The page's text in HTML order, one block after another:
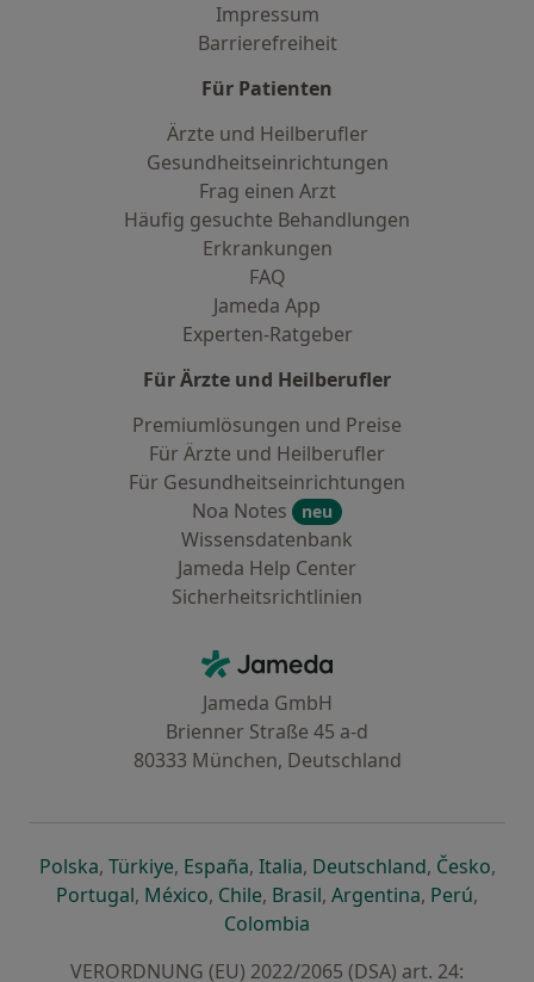
Impressum
Barrierefreiheit
Für Patienten
Ärzte und Heilberufler
Gesundheitseinrichtungen
Frag einen Arzt
Häufig gesuchte Behandlungen
Erkrankungen
FAQ
Jameda App
Experten-Ratgeber
Für Ärzte und Heilberufler
Premiumlösungen und Preise
Für Ärzte und Heilberufler
Für Gesundheitseinrichtungen
Noa Notes
neu
Wissensdatenbank
Jameda Help Center
Sicherheitsrichtlinien
Jameda - Startseite
Jameda GmbH
Brienner Straße 45 a-d
80333 München, Deutschland
Polskaöffnet in einer neuen Registerkarte
, Türkiyeöffnet in einer neuen Registerkarte
, Españaöffnet in einer neuen
, Italiaöffnet in einer neuen
, Deutschlandöffnet in
, Česko,
Portugalöffnet in einer neuen Registerkarte
, Méxicoöffnet in einer neuen Registerkarte
, Chileöffnet in einer neuen
, Brasilöffnet in einer neuen
, Argentinaöffnet in
, Perúöffnet
,
Colombia
VERORDNUNG (EU) 2022/2065 (DSA) art. 24: